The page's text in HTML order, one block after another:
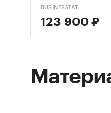
BUSINESSTAT
123 900 ₽